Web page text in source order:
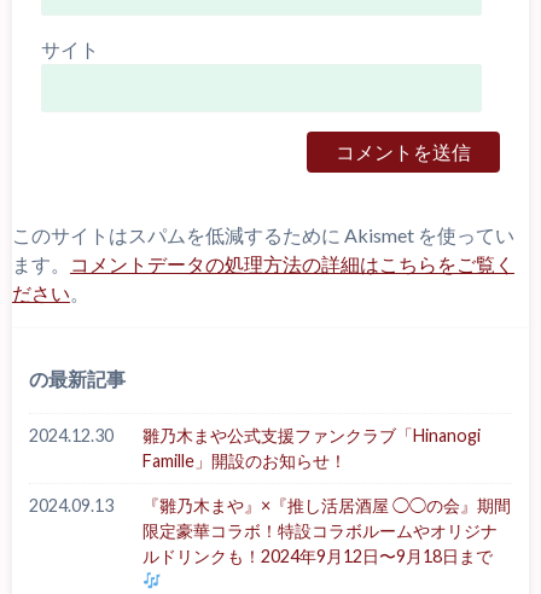
サイト
このサイトはスパムを低減するために Akismet を使ってい
ます。
コメントデータの処理方法の詳細はこちらをご覧く
ださい
の最新記事
2024.12.30
雛乃木まや公式支援ファンクラブ「Hinanogi
Famille」開設のお知らせ！
2024.09.13
『雛乃木まや』×『推し活居酒屋 ◯◯の会』期間
限定豪華コラボ！特設コラボルームやオリジナ
ルドリンクも！2024年9月12日〜9月18日まで